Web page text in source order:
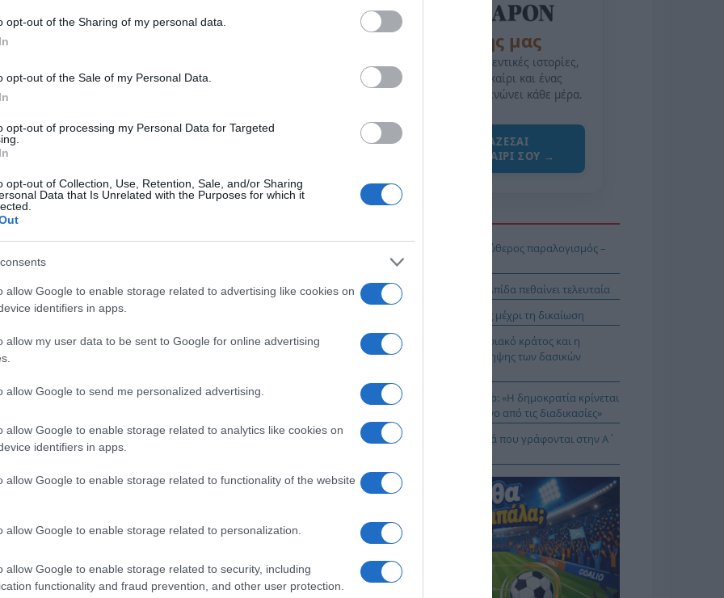
opt-out of the Sharing of my personal data.
opt-out of the Sale of my Personal Data.
opt-out of processing my Personal Data for Targeted
opt-out of Collection, Use, Retention, Sale, and/or Sharing
Data that Is Unrelated with the Purposes for which it
allow Google to enable storage related to advertising like cookies on
identifiers in apps.
allow my user data to be sent to Google for online advertising
allow Google to send me personalized advertising.
allow Google to enable storage related to analytics like cookies on
identifiers in apps.
allow Google to enable storage related to functionality of the website
allow Google to enable storage related to personalization.
allow Google to enable storage related to security, including
functionality and fraud prevention, and other user protection.
την κάλυψη του κράτους και του δημιουργούσαν χρέη που
της οικονομίας, χρηματοδοτώντας επιχειρήσεις για να
έχουν κέρδη από την πρόοδο όλων αυτών, έχουν εστιάσει
τραπεζικές συναλλαγές, τα οποία είναι υποχρεωτικά
τραπεζικό λογαριασμό και κάρτα. Και πώς να μην
κ.λπ. και επιπλέον είναι υποχρεωτικές οι συναλλαγές με
τα οποία σε λίγα χρόνια θα καταργηθούν εντελώς.
σε αυτό όποτε θέλουν, μας επιβάλλουν όσα τέλη
έχουν σίγουρα λεφτά κάθε χρόνο, γιατί να δώσουν δάνεια,
να δίνουν δάνεια, επένδυαν τα χρήματα που
και έτσι δημιούργησαν υπερκέρδη.
όλα με τόκο και επιτόκιο, γι’ αυτό και δεν μπορεί να
πάρτη τους. Για τον κόσμο τίποτα.
κάποια πράγματα, νοσοκομεία, σχολεία, πολιτιστικά
να βγαίνουν μετά να… κοκορεύονται ότι έχουν υψηλή
μπόνους.
της Ζωής μας
Οι άνθρωποι, οι αυθεντικές ιστορίες,
το ελληνικό καλοκαίρι και ένας
πολιτισμός που μας ενώνει κάθε μέρα.
ΌΣΑ ΧΡΕΙΆΖΕΣΑΙ
ΓΙΑ ΤΟ ΚΑΛΟΚΑΊΡΙ ΣΟΥ →
Πύρινη κόλαση και νεοφιλελεύθερος παραλογισμός –
Του Ν. Στραβελάκη
Γ. Μαντζουράκης στο “Π”: Η ελπίδα πεθαίνει τελευταία
Χρ. Τσιλώνης: Συνεχής αγώνας μέχρι τη δικαίωση
Β. Ζωγράφος: Το ελληνικό ψηφιακό κράτος και η
θεσμική ανεπάρκεια της πρόληψης των δασικών
Απ. Αποστόλου: Seyla Benhabib: «Η δημοκρατία κρίνεται
από τη δικαιοσύνη και όχι μόνο από τις διαδικασίες»
Όλο και λιγοστεύουν τα παιδιά που γράφονται στην Α΄